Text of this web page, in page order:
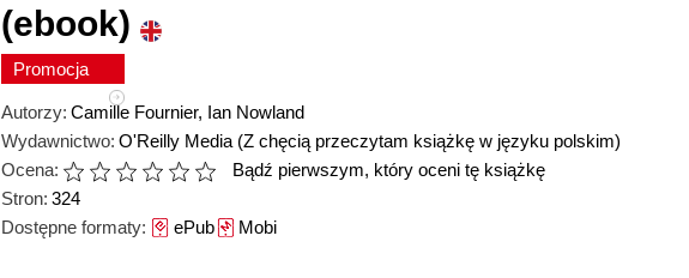
(ebook)
Promocja
Autorzy: Camille Fournier, Ian Nowland
Wydawnictwo: O'Reilly Media (Z chęcią przeczytam książkę w języku polskim)
Ocena:
Bądź pierwszym, który oceni tę książkę
Stron: 324
Dostępne formaty: ePubMobi